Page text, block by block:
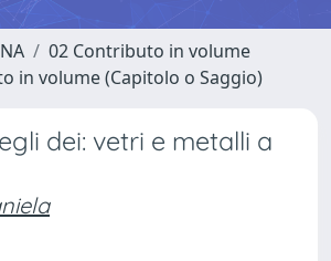
02 Contributo in volume
in volume (Capitolo o Saggio)
dei: vetri e metalli a